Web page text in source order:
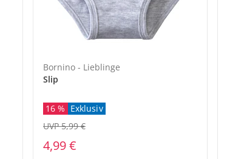
Bornino - Lieblinge
Slip
16 % Exklusiv
4,99 €
UVP 5,99 €